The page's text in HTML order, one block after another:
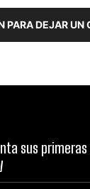
PARA DEJAR UN
sus